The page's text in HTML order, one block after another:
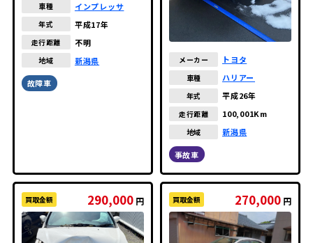
車種 インプレッサ
年式 平成17年
走行距離 不明
地域 新潟県
故障車
メーカー トヨタ
車種 ハリアー
年式 平成26年
走行距離 100,001Km
地域 新潟県
事故車
買取金額 290,000 円 買取金額 270,000 円